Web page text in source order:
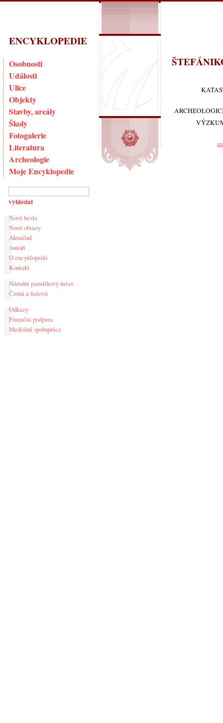
ENCYKLOPEDIE
Osobnosti
Události
Ulice
Objekty
Stavby, areály
Školy
Fotogalerie
Literatura
Archeologie
Moje Encyklopedie
Nová hesla
Nové obrazy
Aktuálně
Autoři
O encyklopedii
Kontakt
Národní památkový ústav
Černá a fialová
Odkazy
Finanční podpora
Mediální spolupráce